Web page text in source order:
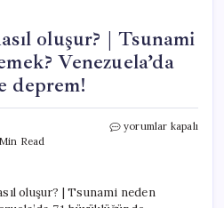
oluşur? | Tsunami
Venezuela’da
deprem!
Read
Tsunami
Tsunami
yorumlar kapalı